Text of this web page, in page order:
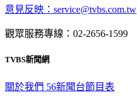
意見反映：service@tvbs.com.tw
觀眾服務專線：02-2656-1599
TVBS新聞網
關於我們 56新聞台節目表